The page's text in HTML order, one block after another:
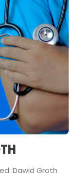
Dawid Groth